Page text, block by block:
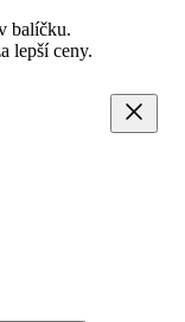
balíčku.
lepší ceny.